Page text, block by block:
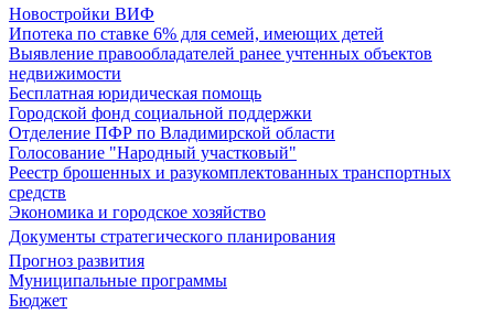
Новостройки ВИФ
Ипотека по ставке 6% для семей, имеющих детей
Выявление правообладателей ранее учтенных объектов
недвижимости
Бесплатная юридическая помощь
Городской фонд социальной поддержки
Отделение ПФР по Владимирской области
Голосование "Народный участковый"
Реестр брошенных и разукомплектованных транспортных
средств
Экономика и городское хозяйство
Документы стратегического планирования
Прогноз развития
Муниципальные программы
Бюджет